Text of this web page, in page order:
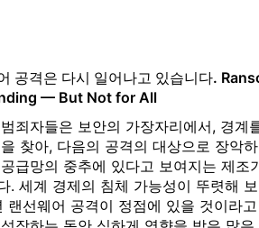
공격은 다시 일어나고 있습니다.
— But Not for All
죄자들은 보안의 가장자리에서, 경계
찾아, 다음의 공격의 대상으로 장악
급망의 중추에 있다고 보여지는 제조
. 세계 경제의 침체 가능성이 뚜렷해
랜선웨어 공격이 정점에 있을 것이라